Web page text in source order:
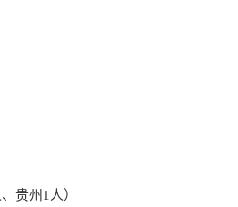
贵州1人）